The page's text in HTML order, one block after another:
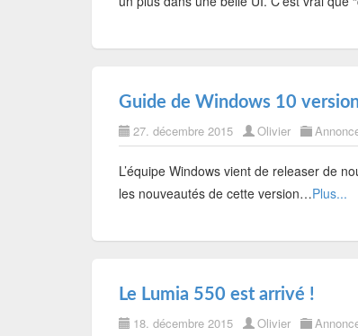
Guide de Windows 10
27. décembre 2015 Olivier
L’équipe Windows vient de releaser de
les nouveautés de cette version…Plus...
Le Lumia 550 est arrivé !
18. décembre 2015 Olivier